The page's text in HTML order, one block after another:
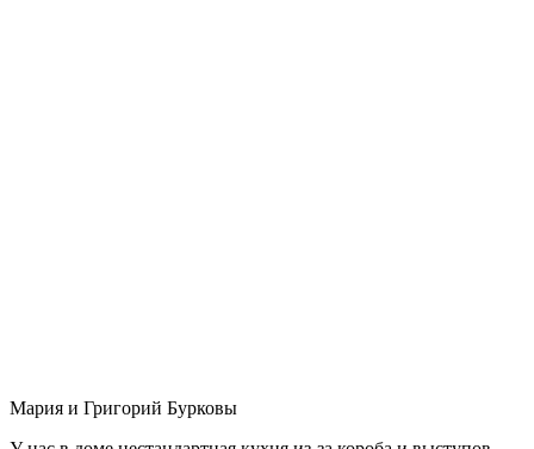
Мария и Григорий Бурковы